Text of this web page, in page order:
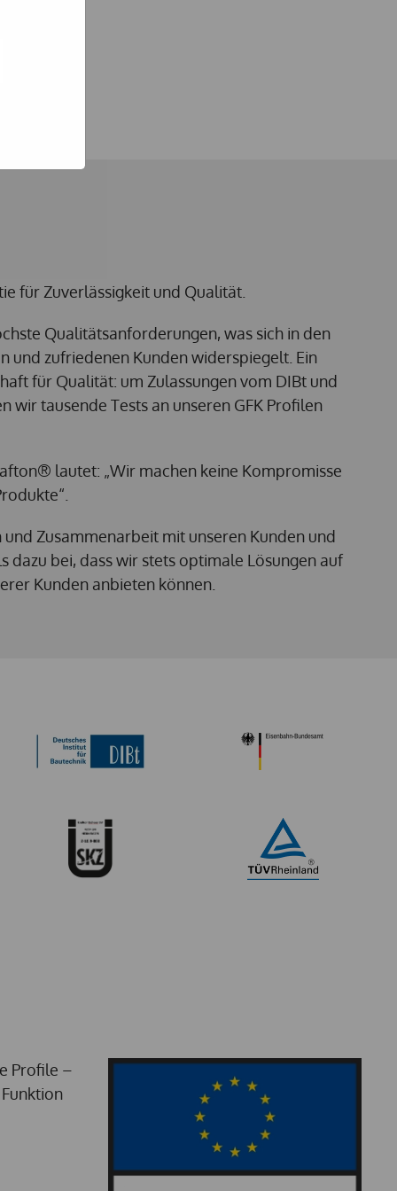
für Zuverlässigkeit und Qualität.
Qualitätsanforderungen, was sich in den
und zufriedenen Kunden widerspiegelt. Ein
für Qualität: um Zulassungen vom DIBt und
wir tausende Tests an unseren GFK Profilen
lautet: „Wir machen keine Kompromisse
Zusammenarbeit mit unseren Kunden und
dazu bei, dass wir stets optimale Lösungen auf
Kunden anbieten können.
Profile –